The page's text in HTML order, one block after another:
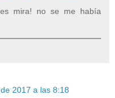
mira! no se me había
2017 a las 8:18